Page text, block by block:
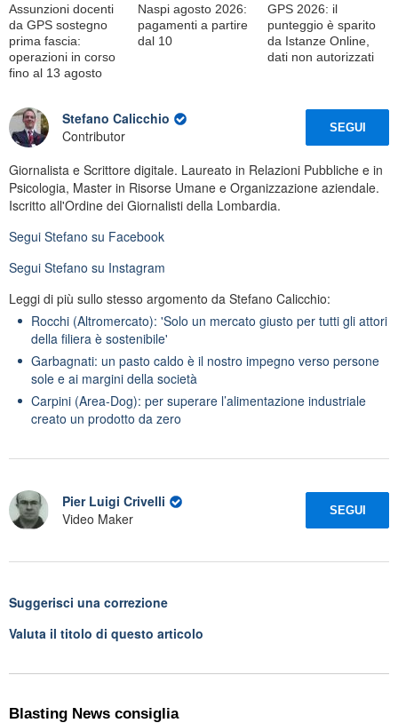
Assunzioni docenti
da GPS sostegno
prima fascia:
operazioni in corso
fino al 13 agosto
Naspi agosto 2026:
pagamenti a partire
dal 10
GPS 2026: il
punteggio è sparito
da Istanze Online,
dati non autorizzati
Stefano Calicchio
Contributor
SEGUI
Giornalista e Scrittore digitale. Laureato in Relazioni Pubbliche e in
Psicologia, Master in Risorse Umane e Organizzazione aziendale.
Iscritto all'Ordine dei Giornalisti della Lombardia.
Segui Stefano su Facebook
Segui Stefano su Instagram
Leggi di più sullo stesso argomento da Stefano Calicchio:
Rocchi (Altromercato): 'Solo un mercato giusto per tutti gli attori
della filiera è sostenibile'
Garbagnati: un pasto caldo è il nostro impegno verso persone
sole e ai margini della società
Carpini (Area-Dog): per superare l’alimentazione industriale
creato un prodotto da zero
Pier Luigi Crivelli
Video Maker
SEGUI
Suggerisci una correzione
Valuta il titolo di questo articolo
Blasting News consiglia